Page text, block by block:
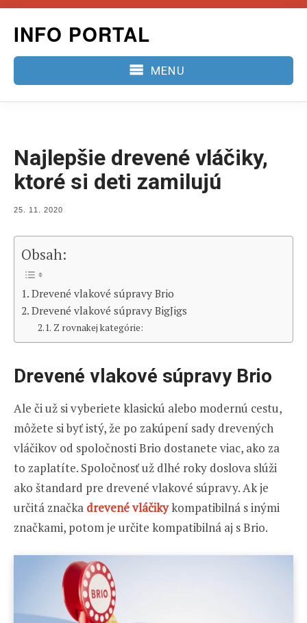
content
INFO PORTAL
MENU
Najlepšie drevené vláčiky,
ktoré si deti zamilujú
POSTED
25. 11. 2020
Obsah:
Drevené vlakové súpravy Brio
Drevené vlakové súpravy BigJigs
Z rovnakej kategórie:
Drevené vlakové súpravy Brio
Ale či už si vyberiete klasickú alebo modernú cestu,
môžete si byť istý, že po zakúpení sady drevených
vláčikov od spoločnosti Brio dostanete viac, ako za
to zaplatíte. Spoločnosť už dlhé roky doslova slúži
ako štandard pre drevené vlakové súpravy. Ak je
určitá značka drevené vláčikykompatibilná s inými
značkami, potom je určite kompatibilná aj s Brio.